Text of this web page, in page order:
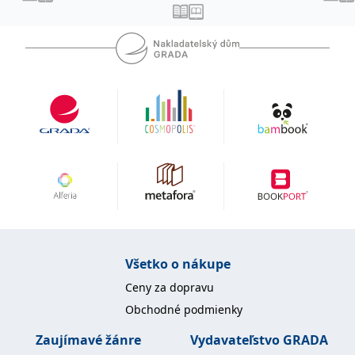
Všetko o nákupe
Ceny za dopravu
Obchodné podmienky
Zaujímavé žánre Vydavateľstvo GRADA